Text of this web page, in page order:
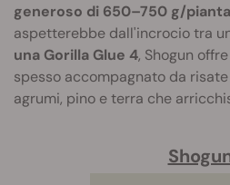
generoso di 650–750 g/
aspetterebbe dall'incrocio tra
una Gorilla Glue 4, Shogun
spesso accompagnato da
agrumi, pino e terra che